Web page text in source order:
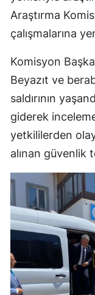
Araştırma
çalışmalarına
Komisyon
Beyazıt ve
saldırının
giderek
yetkililerden
alınan güvenlik